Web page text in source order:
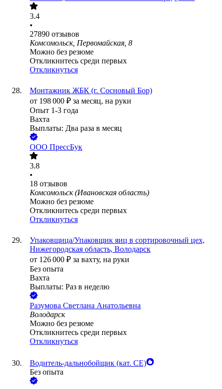
3.4
•
27890 отзывов
Комсомольск, Первомайская, 8
Можно без резюме
Откликнитесь среди первых
Откликнуться
Монтажник ЖБК (г. Сосновый Бор)
от 198 000 ₽ за месяц, на руки
Опыт 1-3 года
Вахта
Выплаты: Два раза в месяц
ООО ПрессБук
3.8
•
18 отзывов
Комсомольск (Ивановская область)
Можно без резюме
Откликнитесь среди первых
Откликнуться
Упаковщица/Упаковщик яиц в сортировочный цех,
Нижегородская область, Володарск
от 126 000 ₽ за вахту, на руки
Без опыта
Вахта
Выплаты: Раз в неделю
Разумова Светлана Анатольевна
Володарск
Можно без резюме
Откликнитесь среди первых
Откликнуться
Водитель-дальнобойщик (кат. CE)
Без опыта